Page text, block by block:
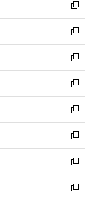
で
開
く
ド
ウ
で
開
く
新
し
い
ウ
ィ
ン
ド
ウ
で
開
く
新
し
い
ウ
ィ
ン
ド
ウ
で
開
く
新
し
い
ウ
ィ
ン
ド
ウ
で
開
く
新
し
い
ウ
ィ
ン
ド
ウ
で
開
新
し
い
ウ
ィ
ン
ド
新
し
い
ウ
ィ
新
し
い
新